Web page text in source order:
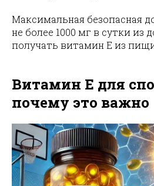
Максимальная безопасная
не более 1000 мг в сутки из
получать витамин E из
Витамин E для
почему это важно